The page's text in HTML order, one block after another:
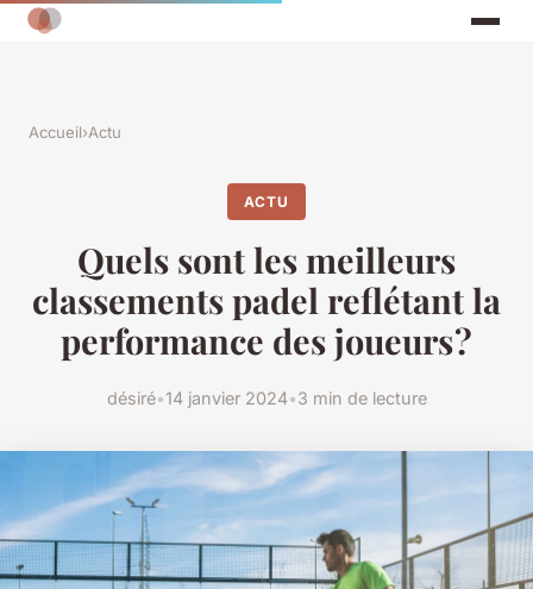
Accueil›Actu
ACTU
Quels sont les meilleurs
classements padel reflétant la
performance des joueurs ?
désiré•14 janvier 2024•3 min de lecture